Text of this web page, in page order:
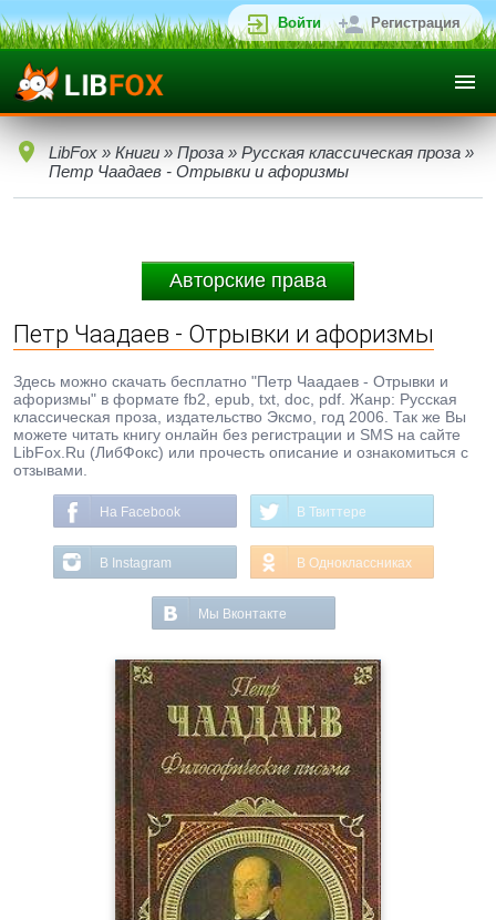
Войти Регистрация
LibFox » Книги » Проза » Русская классическая проза »
Петр Чаадаев - Отрывки и афоризмы
Авторские права
Петр Чаадаев - Отрывки и афоризмы
Здесь можно скачать бесплатно "Петр Чаадаев - Отрывки и
афоризмы" в формате fb2, epub, txt, doc, pdf. Жанр: Русская
классическая проза, издательство Эксмо, год 2006. Так же Вы
можете читать книгу онлайн без регистрации и SMS на сайте
LibFox.Ru (ЛибФокс) или прочесть описание и ознакомиться с
отзывами.
На Facebook В Твиттере
В Instagram В Одноклассниках
Мы Вконтакте